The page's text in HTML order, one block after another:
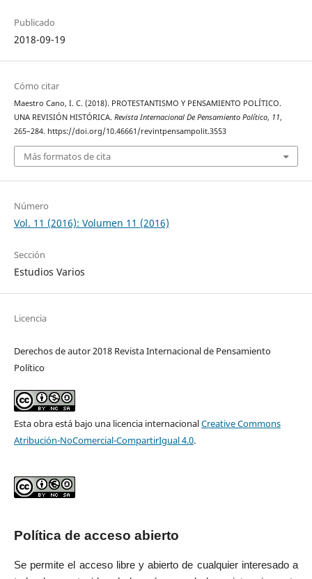
Publicado
2018-09-19
Cómo citar
Maestro Cano, I. C. (2018). PROTESTANTISMO Y PENSAMIENTO POLÍTICO.
UNA REVISIÓN HISTÓRICA. Revista Internacional De Pensamiento Político, 11,
265–284. https://doi.org/10.46661/revintpensampolit.3553
Más formatos de cita
Número
Vol. 11 (2016): Volumen 11 (2016)
Sección
Estudios Varios
Licencia
Derechos de autor 2018 Revista Internacional de Pensamiento
Político
Esta obra está bajo una licencia internacionalCreative Commons
Atribución-NoComercial-CompartirIgual 4.0.
Política de acceso abierto
Se permite el acceso libre y abierto de cualquier interesado a